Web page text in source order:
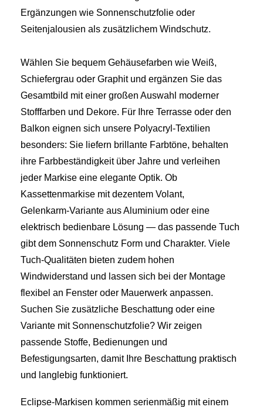
Ergänzungen wie Sonnenschutzfolie oder
Seitenjalousien als zusätzlichem Windschutz.
Wählen Sie bequem Gehäusefarben wie Weiß,
Schiefergrau oder Graphit und ergänzen Sie das
Gesamtbild mit einer großen Auswahl moderner
Stofffarben und Dekore. Für Ihre Terrasse oder den
Balkon eignen sich unsere Polyacryl‑Textilien
besonders: Sie liefern brillante Farbtöne, behalten
ihre Farbbeständigkeit über Jahre und verleihen
jeder Markise eine elegante Optik. Ob
Kassettenmarkise mit dezentem Volant,
Gelenkarm‑Variante aus Aluminium oder eine
elektrisch bedienbare Lösung — das passende Tuch
gibt dem Sonnenschutz Form und Charakter. Viele
Tuch‑Qualitäten bieten zudem hohen
Windwiderstand und lassen sich bei der Montage
flexibel an Fenster oder Mauerwerk anpassen.
Suchen Sie zusätzliche Beschattung oder eine
Variante mit Sonnenschutzfolie? Wir zeigen
passende Stoffe, Bedienungen und
Befestigungsarten, damit Ihre Beschattung praktisch
und langlebig funktioniert.
Eclipse‑Markisen kommen serienmäßig mit einem